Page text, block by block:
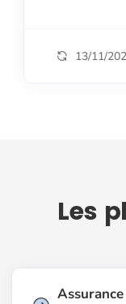
13/11/
Les